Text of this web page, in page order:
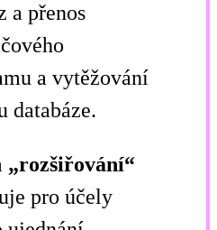
a přenos
a vytěžování
databáze.
„rozšiřování“
pro účely